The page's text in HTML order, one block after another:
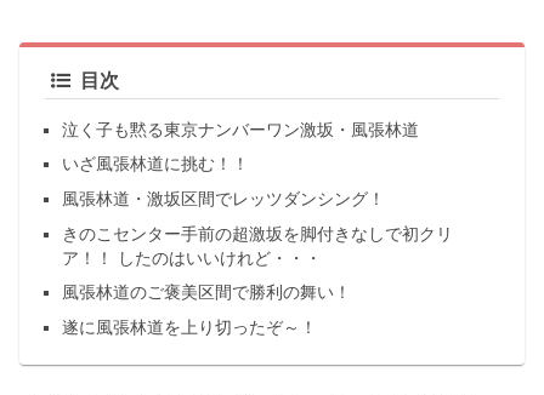
目次
泣く子も黙る東京ナンバーワン激坂・風張林道
いざ風張林道に挑む！！
風張林道・激坂区間でレッツダンシング！
きのこセンター手前の超激坂を脚付きなしで初クリ
ア！！ したのはいいけれど・・・
風張林道のご褒美区間で勝利の舞い！
遂に風張林道を上り切ったぞ～！